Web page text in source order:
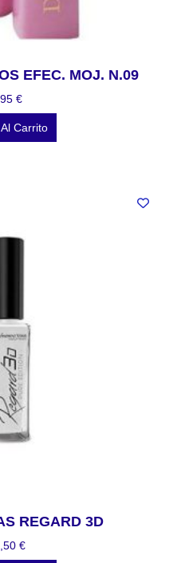
EFEC. MOJ. N.09
€
Carrito
REGARD 3D
€